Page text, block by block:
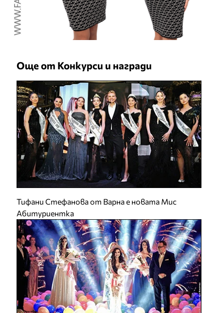
Още от Конкурси и награди
Тифани Стефанова от Варна е новата Мис
Абитуриентка